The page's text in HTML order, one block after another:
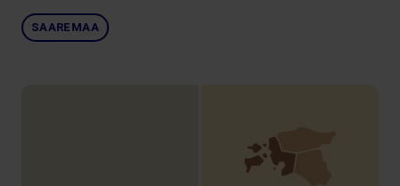
SAAREMAA